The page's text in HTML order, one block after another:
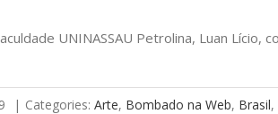
UNINASSAU Petrolina, Luan Lício,
| Categories: Arte, Bombado na Web, Brasil,